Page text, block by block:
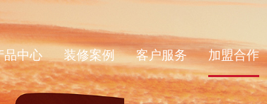
品中心 装修案例 客户服务 加盟合作